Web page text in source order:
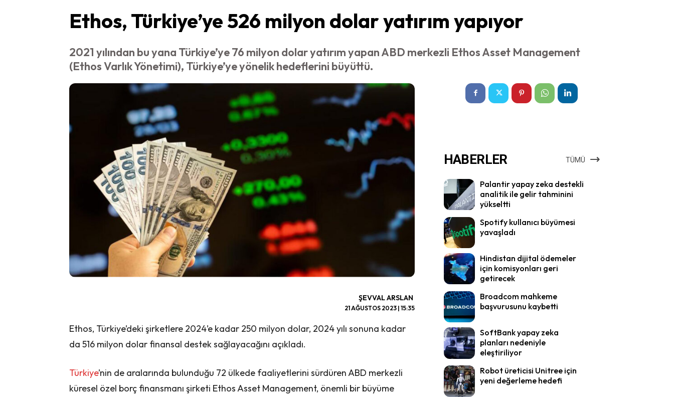
Ethos, Türkiye’ye 526 milyon dolar yatırım yapıyor
2021 yılından bu yana Türkiye’ye 76 milyon dolar yatırım yapan ABD merkezli Ethos Asset Management
(Ethos Varlık Yönetimi), Türkiye’ye yönelik hedeflerini büyüttü.
ŞEVVAL ARSLAN
21 AĞUSTOS 2023 | 15:35
Ethos, Türkiye’deki şirketlere 2024’e kadar 250 milyon dolar, 2024 yılı sonuna kadar
da 516 milyon dolar finansal destek sağlayacağını açıkladı.
Türkiye’nin de aralarında bulunduğu 72 ülkede faaliyetlerini sürdüren ABD merkezli
küresel özel borç finansmanı şirketi Ethos Asset Management, önemli bir büyüme
HABERLER TÜMÜ
Palantir yapay zeka destekli
analitik ile gelir tahminini
yükseltti
Spotify kullanıcı büyümesi
yavaşladı
Hindistan dijital ödemeler
için komisyonları geri
getirecek
Broadcom mahkeme
başvurusunu kaybetti
SoftBank yapay zeka
planları nedeniyle
eleştiriliyor
Robot üreticisi Unitree için
yeni değerleme hedefi